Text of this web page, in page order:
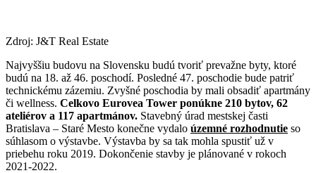
Zdroj: J&T Real Estate
Najvyššiu budovu na Slovensku budú tvoriť prevažne byty, ktoré
budú na 18. až 46. poschodí. Posledné 47. poschodie bude patriť
technickému zázemiu. Zvyšné poschodia by mali obsadiť apartmány
či wellness. Celkovo Eurovea Tower ponúkne 210 bytov, 62
ateliérov a 117 apartmánov. Stavebný úrad mestskej časti
Bratislava – Staré Mesto konečne vydalo územné rozhodnutie so
súhlasom o výstavbe. Výstavba by sa tak mohla spustiť už v
priebehu roku 2019. Dokončenie stavby je plánované v rokoch
2021-2022.